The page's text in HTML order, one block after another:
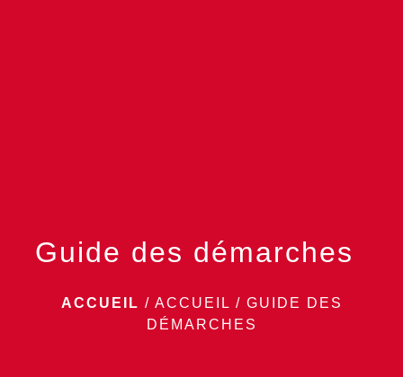
Guide des démarches
ACCUEIL / ACCUEIL / GUIDE DES
DÉMARCHES